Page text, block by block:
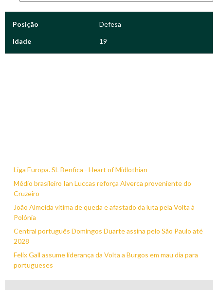
Posição Defesa
Idade 19
Liga Europa. SL Benfica - Heart of Midlothian
Médio brasileiro Ian Luccas reforça Alverca proveniente do
Cruzeiro
João Almeida vítima de queda e afastado da luta pela Volta à
Polónia
Central português Domingos Duarte assina pelo São Paulo até
2028
Felix Gall assume liderança da Volta a Burgos em mau dia para
portugueses